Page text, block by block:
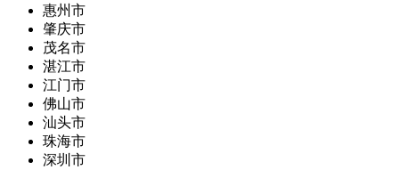
惠州市
肇庆市
茂名市
湛江市
江门市
佛山市
汕头市
珠海市
深圳市